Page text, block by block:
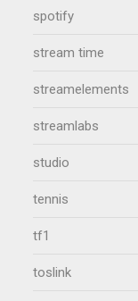
spotify
stream time
streamelements
streamlabs
studio
tennis
tf1
toslink